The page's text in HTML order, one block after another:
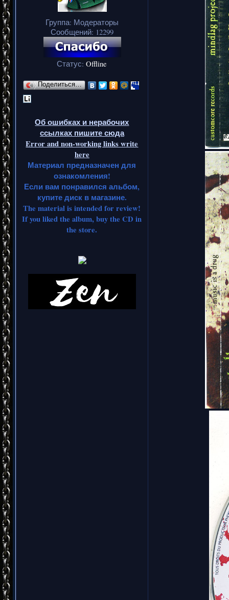
Группа: Модераторы
Сообщений: 12299
Статус:Offline
Поделиться…
Об ошибках и нерабочих
ссылках пишите сюда
Error and non-working links write
here
Материал предназначен для
ознакомления!
Если вам понравился альбом,
купите диск в магазине.
The material is intended for review!
If you liked the album, buy the CD in
the store.